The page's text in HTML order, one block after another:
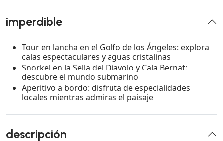
imperdible
Tour en lancha en el Golfo de los Ángeles: explora
calas espectaculares y aguas cristalinas
Snorkel en la Sella del Diavolo y Cala Bernat:
descubre el mundo submarino
Aperitivo a bordo: disfruta de especialidades
locales mientras admiras el paisaje
descripción